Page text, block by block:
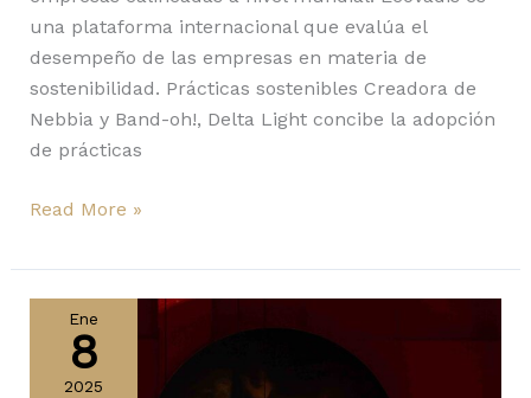
una plataforma internacional que evalúa el
desempeño de las empresas en materia de
sostenibilidad. Prácticas sostenibles Creadora de
Nebbia y Band-oh!, Delta Light concibe la adopción
de prácticas
Read More »
Ene
8
2025
Company,
nominada